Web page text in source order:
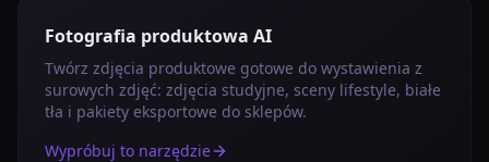
Fotografia produktowa AI
Twórz zdjęcia produktowe gotowe do wystawienia z
surowych zdjęć: zdjęcia studyjne, sceny lifestyle, białe
tła i pakiety eksportowe do sklepów.
Wypróbuj to narzędzie